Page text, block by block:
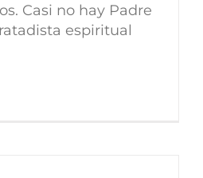
Casi no hay Padre
espiritual